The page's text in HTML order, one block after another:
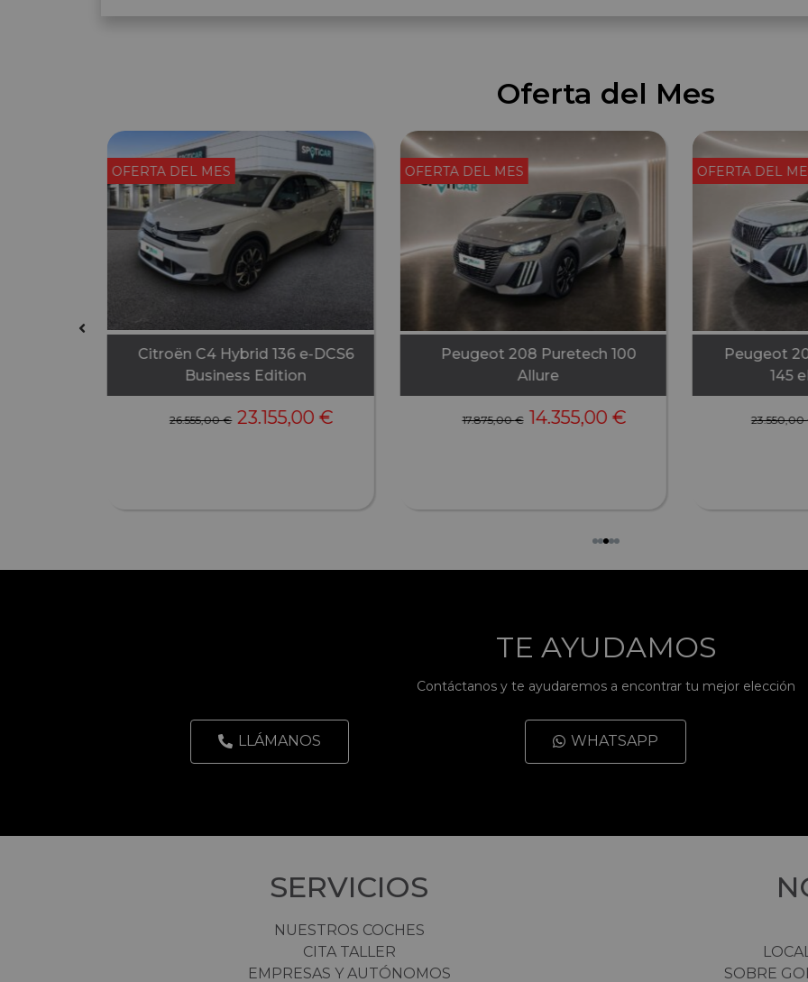
Oferta del Mes
Peugeot 208 Puretech 100
14.355,00€
OFERTA DEL MES
Peugeot 2008 N2008 Hybrid
21.005,00€
OFERTA DEL MES
Fiat Scudo Scudo Furgón
Diésel 120 CV Manual –
26.150,00€
TE AYUDAMOS
Contáctanos y te ayudaremos a encontrar tu mejor elección
LLÁMANOS WHATSAPP
SERVICIOS
NUESTROS COCHES
CITA TALLER
EMPRESAS Y AUTÓNOMOS
SOBRE